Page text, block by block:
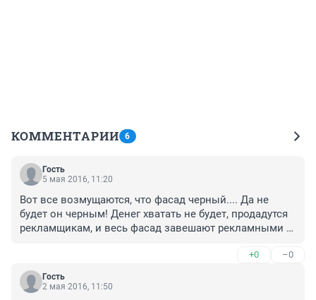
КОММЕНТАРИИ 6
Гость
5 мая 2016, 11:20
Вот все возмущаются, что фасад черный.... Да не
будет он черным! Денег хватать не будет, продадутся
рекламщикам, и весь фасад завешают рекламными
+0 –0
Гость
2 мая 2016, 11:50